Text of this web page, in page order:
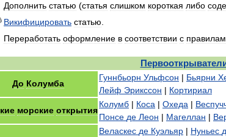
Дополнить статью (статья слишком короткая либо
Викифицировать статью.
Переработать оформление в соответствии с
До Колумба
Гуннбьорн Ульфсон | Бьярни
Лейф Эрикссон | Кортириал
морские открытия
Колумб | Коса | Охеда |
Понсе де Леон | Магеллан |
Веласкес де Куэльяр | Нуньес